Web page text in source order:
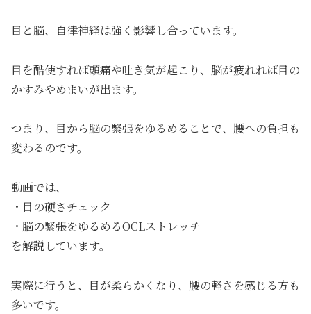
目と脳、自律神経は強く影響し合っています。
目を酷使すれば頭痛や吐き気が起こり、脳が疲れれば目の
かすみやめまいが出ます。
つまり、目から脳の緊張をゆるめることで、腰への負担も
変わるのです。
動画では、
・目の硬さチェック
・脳の緊張をゆるめるOCLストレッチ
を解説しています。
実際に行うと、目が柔らかくなり、腰の軽さを感じる方も
多いです。